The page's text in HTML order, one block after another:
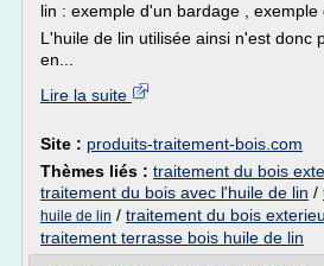
lin : exemple d'un bardage , exemple
L'huile de lin utilisée ainsi n'est donc
en...
Lire la suite
Site : produits-traitement-bois.com
Thèmes liés : traitement du bois
traitement du bois avec l'huile de lin /
huile de lin / traitement du bois
traitement terrasse bois huile de lin